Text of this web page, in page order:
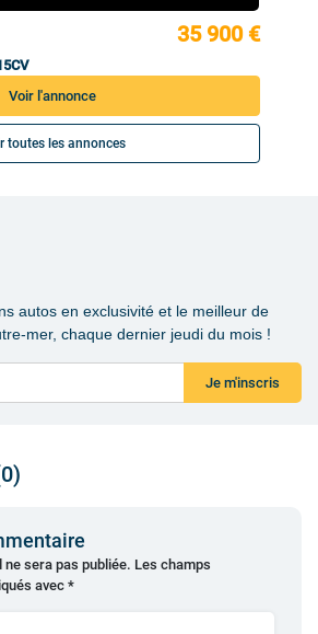
35 900 €
Voir l'annonce
toutes les annonces
autos en exclusivité et le meilleur de
mer, chaque dernier jeudi du mois !
Je m'inscris
sera pas publiée. Les champs
avec *